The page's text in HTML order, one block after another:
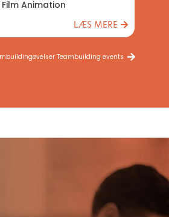
Animation
LÆS MERE
Teambuilding events